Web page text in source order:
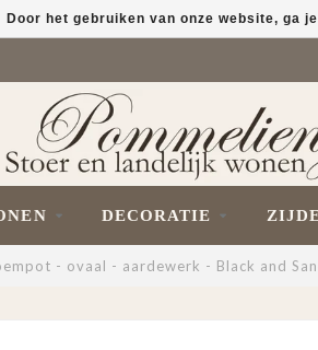
DECORATIE
- ovaal - aardewerk - Black and
Door het gebruiken van onze website, ga